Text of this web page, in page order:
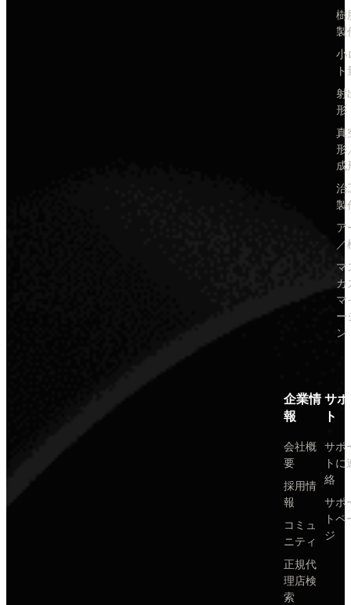
樹
製
小
射
形
真
形
成
治
製
ア
／
マ
カ
マ
ー
ン
企業情
報
会社概
要
採用情
報
コミュ
ニティ
正規代
理店検
索
サ
ト
サポ
トに
絡
サポ
トペ
ジ